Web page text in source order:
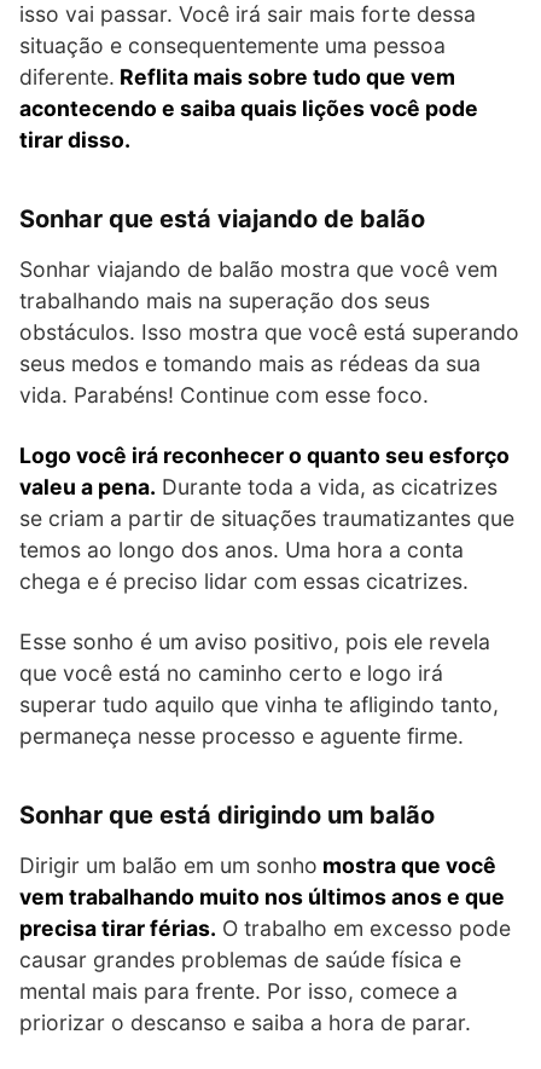
isso vai passar. Você irá sair mais forte dessa
situação e consequentemente uma pessoa
diferente. Reflita mais sobre tudo que vem
acontecendo e saiba quais lições você pode
tirar disso.
Sonhar que está viajando de balão
Sonhar viajando de balão mostra que você vem
trabalhando mais na superação dos seus
obstáculos. Isso mostra que você está superando
seus medos e tomando mais as rédeas da sua
vida. Parabéns! Continue com esse foco.
Logo você irá reconhecer o quanto seu esforço
valeu a pena. Durante toda a vida, as cicatrizes
se criam a partir de situações traumatizantes que
temos ao longo dos anos. Uma hora a conta
chega e é preciso lidar com essas cicatrizes.
Esse sonho é um aviso positivo, pois ele revela
que você está no caminho certo e logo irá
superar tudo aquilo que vinha te afligindo tanto,
permaneça nesse processo e aguente firme.
Sonhar que está dirigindo um balão
Dirigir um balão em um sonho mostra que você
vem trabalhando muito nos últimos anos e que
precisa tirar férias. O trabalho em excesso pode
causar grandes problemas de saúde física e
mental mais para frente. Por isso, comece a
priorizar o descanso e saiba a hora de parar.